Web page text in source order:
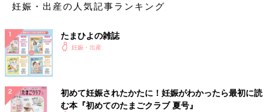
妊娠・出産の人気記事ランキング
たまひよの雑誌
妊娠・出産
初めて妊娠されたかたに！妊娠がわかったら最初に読
む本『初めてのたまごクラブ 夏号』